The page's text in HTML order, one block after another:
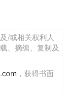
/或相关权利人
、摘编、复制及
，获得书面